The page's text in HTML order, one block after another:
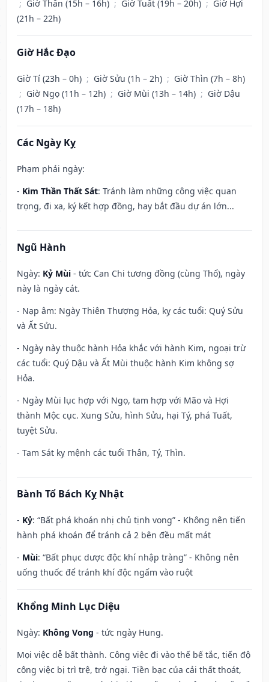
; Giờ Thân (15h – 16h) ; Giờ Tuất (19h – 20h) ; Giờ Hợi
(21h – 22h)
Giờ Hắc Đạo
Giờ Tí (23h – 0h) ; Giờ Sửu (1h – 2h) ; Giờ Thìn (7h – 8h)
; Giờ Ngọ (11h – 12h) ; Giờ Mùi (13h – 14h) ; Giờ Dậu
(17h – 18h)
Các Ngày Kỵ
Phạm phải ngày:
- Kim Thần Thất Sát: Tránh làm những công việc quan
trọng, đi xa, ký kết hợp đồng, hay bắt đầu dự án lớn...
Ngũ Hành
Ngày: Kỷ Mùi - tức Can Chi tương đồng (cùng Thổ), ngày
này là ngày cát.
- Nạp âm: Ngày Thiên Thượng Hỏa, kỵ các tuổi: Quý Sửu
và Ất Sửu.
- Ngày này thuộc hành Hỏa khắc với hành Kim, ngoại trừ
các tuổi: Quý Dậu và Ất Mùi thuộc hành Kim không sợ
Hỏa.
- Ngày Mùi lục hợp với Ngọ, tam hợp với Mão và Hợi
thành Mộc cục. Xung Sửu, hình Sửu, hại Tý, phá Tuất,
tuyệt Sửu.
- Tam Sát kỵ mệnh các tuổi Thân, Tý, Thìn.
Bành Tổ Bách Kỵ Nhật
- Kỷ: “Bất phá khoán nhị chủ tịnh vong” - Không nên tiến
hành phá khoán để tránh cả 2 bên đều mất mát
- Mùi: “Bất phục dược độc khí nhập tràng” - Không nên
uống thuốc để tránh khí độc ngấm vào ruột
Khổng Minh Lục Diệu
Ngày: Không Vong - tức ngày Hung.
Mọi việc dễ bất thành. Công việc đi vào thế bế tắc, tiến độ
công việc bị trì trệ, trở ngại. Tiền bạc của cải thất thoát,